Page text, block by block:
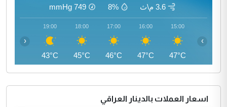
3.6 م\ث 8%
749
mmHg
15:00
47°C
16:00
47°C
17:00
46°C
18:00
45°C
19:00
43°C
‹ ›
اسعار العملات بالدينار العراقي